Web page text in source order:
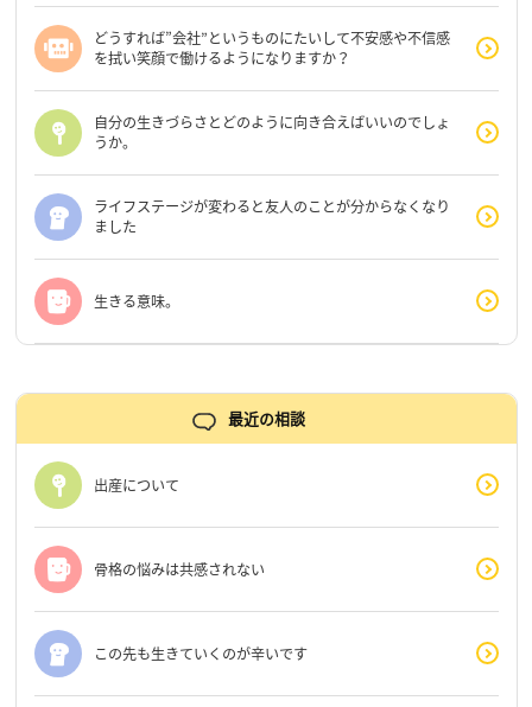
どうすれば”会社”というものにたいして不安感や不信感
を拭い笑顔で働けるようになりますか？
自分の生きづらさとどのように向き合えばいいのでしょ
うか。
ライフステージが変わると友人のことが分からなくなり
ました
生きる意味。
最近の相談
出産について
骨格の悩みは共感されない
この先も生きていくのが辛いです